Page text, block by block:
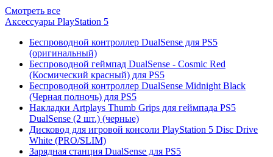
Смотреть все
Аксессуары PlayStation 5
Беспроводной контроллер DualSense для PS5
(оригинальный)
Беспроводной геймпад DualSense - Cosmic Red
(Космический красный) для PS5
Беспроводной контроллер DualSense Midnight Black
(Черная полночь) для PS5
Накладки Artplays Thumb Grips для геймпада PS5
DualSense (2 шт.) (черные)
Дисковод для игровой консоли PlayStation 5 Disc Drive
White (PRO/SLIM)
Зарядная станция DualSense для PS5